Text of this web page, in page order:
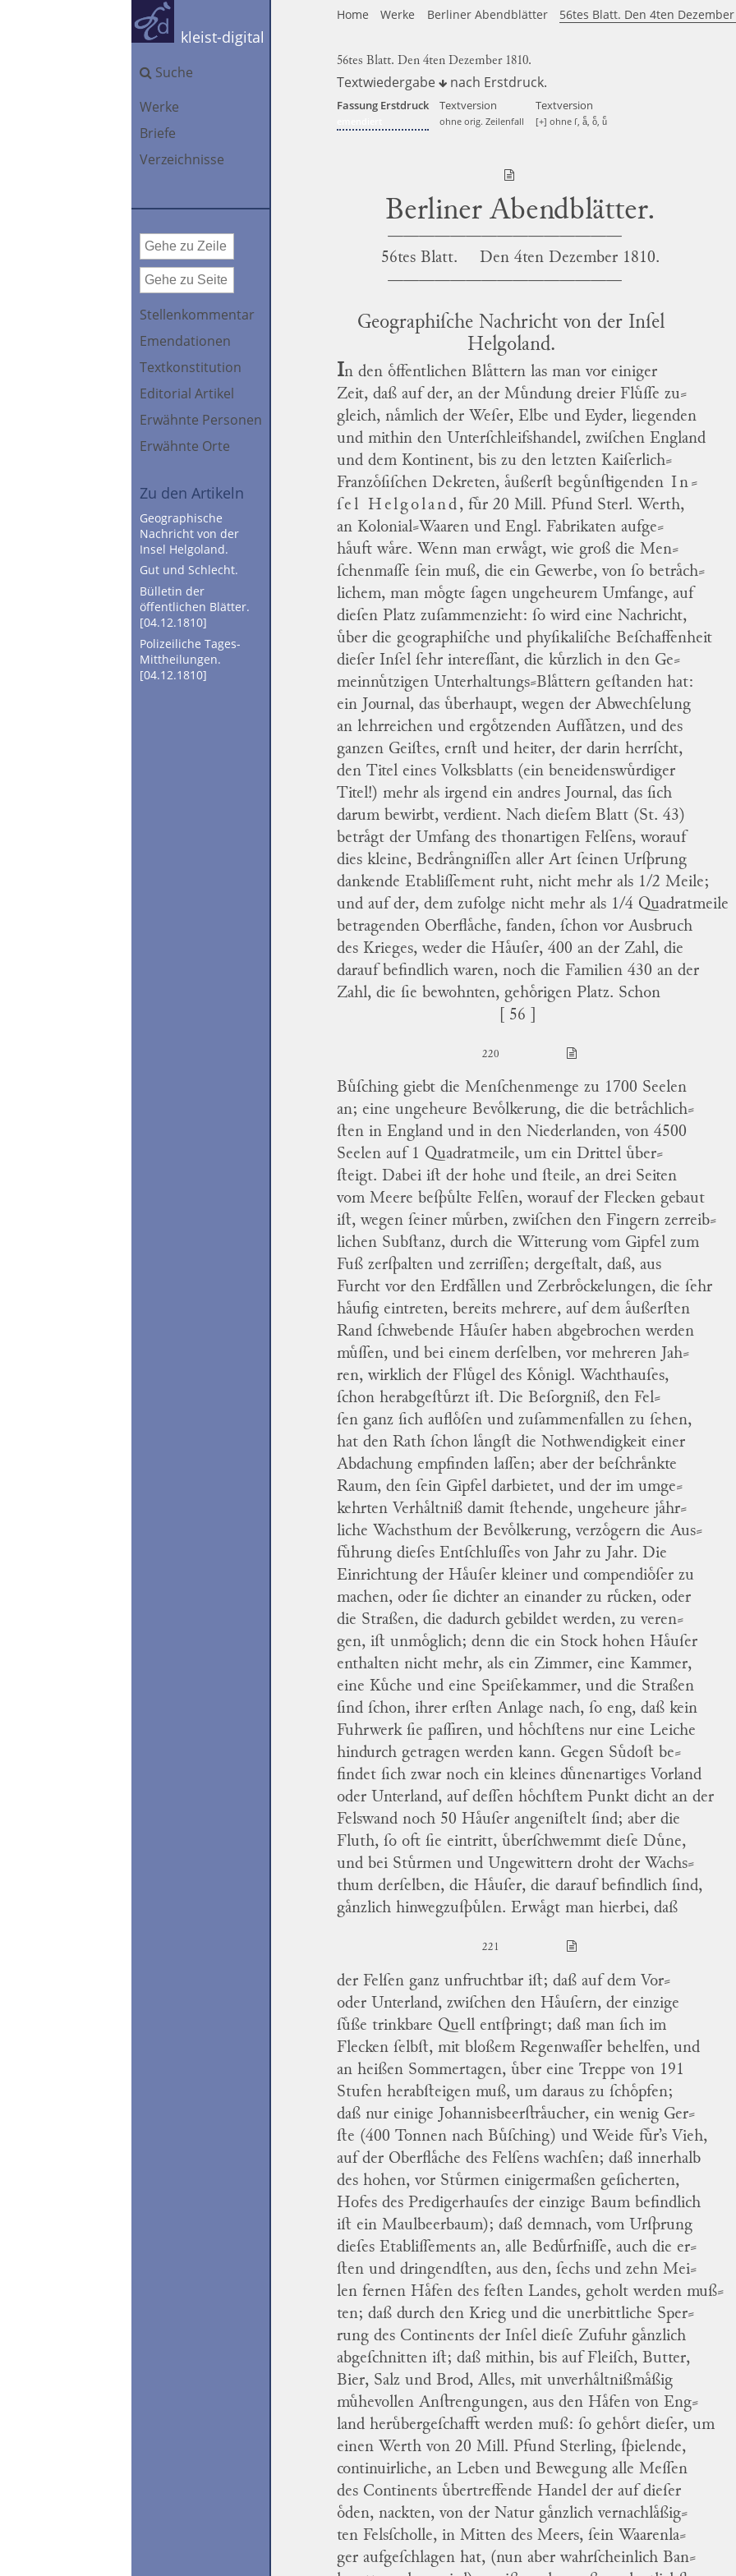
kleist-digital
Suche
Werke
Briefe
Verzeichnisse
Stellenkommentar
Emendationen
Textkonstitution
Editorial Artikel
Erwähnte Personen
Erwähnte Orte
Zu den Artikeln
Geographische
Nachricht von der
Insel Helgoland.
Gut und Schlecht.
Bülletin der
öffentlichen Blätter.
[04.12.1810]
Polizeiliche Tages-
Mittheilungen.
[04.12.1810]
Home Werke Berliner Abendblätter 56tes Blatt. Den 4ten Dezember
56tes Blatt. Den 4ten Dezember 1810.
Textwiedergabe nach Erstdruck.
Fassung Erstdruck Textversion
ohne orig. Zeilenfall
Textversion
[+] ohne ſ, aͤ, oͤ, uͤ
Berliner Abendblätter.
56tes Blatt. Den 4ten Dezember 1810.
Geographiſche Nachricht von der Inſel
Helgoland.
In den oͤffentlichen Blaͤttern las man vor einiger
Zeit, daß auf der, an der Muͤndung dreier Fluͤſſe zu⸗
gleich, naͤmlich der Weſer, Elbe und Eyder, liegenden
und mithin den Unterſchleifshandel, zwiſchen England
und dem Kontinent, bis zu den letzten Kaiſerlich⸗
Franzoͤſiſchen Dekreten, aͤußerſt beguͤnſtigenden In⸗
ſel Helgoland, fuͤr 20 Mill. Pfund Sterl. Werth,
an Kolonial⸗Waaren und Engl. Fabrikaten aufge⸗
haͤuft waͤre. Wenn man erwaͤgt, wie groß die Men⸗
ſchenmaſſe ſein muß, die ein Gewerbe, von ſo betraͤch⸗
lichem, man moͤgte ſagen ungeheurem Umfange, auf
dieſen Platz zuſammenzieht: ſo wird eine Nachricht,
uͤber die geographiſche und phyſikaliſche Beſchaffenheit
dieſer Inſel ſehr intereſſant, die kuͤrzlich in den Ge⸗
meinnuͤtzigen Unterhaltungs⸗Blaͤttern geſtanden hat:
ein Journal, das uͤberhaupt, wegen der Abwechſelung
an lehrreichen und ergoͤtzenden Aufſaͤtzen, und des
ganzen Geiſtes, ernſt und heiter, der darin herrſcht,
den Titel eines Volksblatts (ein beneidenswuͤrdiger
Titel!) mehr als irgend ein andres Journal, das ſich
darum bewirbt, verdient. Nach dieſem Blatt (St. 43)
betraͤgt der Umfang des thonartigen Felſens, worauf
dies kleine, Bedraͤngniſſen aller Art ſeinen Urſprung
dankende Etabliſſement ruht, nicht mehr als 1/2 Meile;
und auf der, dem zufolge nicht mehr als 1/4 Quadratmeile
betragenden Oberflaͤche, fanden, ſchon vor Ausbruch
des Krieges, weder die Haͤuſer, 400 an der Zahl, die
darauf befindlich waren, noch die Familien 430 an der
Zahl, die ſie bewohnten, gehoͤrigen Platz. Schon
[ 56 ]
220
Buͤſching giebt die Menſchenmenge zu 1700 Seelen
an; eine ungeheure Bevoͤlkerung, die die betraͤchlich⸗
ſten in England und in den Niederlanden, von 4500
Seelen auf 1 Quadratmeile, um ein Drittel uͤber⸗
ſteigt. Dabei iſt der hohe und ſteile, an drei Seiten
vom Meere beſpuͤlte Felſen, worauf der Flecken gebaut
iſt, wegen ſeiner muͤrben, zwiſchen den Fingern zerreib⸗
lichen Subſtanz, durch die Witterung vom Gipfel zum
Fuß zerſpalten und zerriſſen; dergeſtalt, daß, aus
Furcht vor den Erdfaͤllen und Zerbroͤckelungen, die ſehr
haͤufig eintreten, bereits mehrere, auf dem aͤußerſten
Rand ſchwebende Haͤuſer haben abgebrochen werden
muͤſſen, und bei einem derſelben, vor mehreren Jah⸗
ren, wirklich der Fluͤgel des Koͤnigl. Wachthauſes,
ſchon herabgeſtuͤrzt iſt. Die Beſorgniß, den Fel⸗
ſen ganz ſich aufloͤſen und zuſammenfallen zu ſehen,
hat den Rath ſchon laͤngſt die Nothwendigkeit einer
Abdachung empfinden laſſen; aber der beſchraͤnkte
Raum, den ſein Gipfel darbietet, und der im umge⸗
kehrten Verhaͤltniß damit ſtehende, ungeheure jaͤhr⸗
liche Wachsthum der Bevoͤlkerung, verzoͤgern die Aus⸗
fuͤhrung dieſes Entſchluſſes von Jahr zu Jahr. Die
Einrichtung der Haͤuſer kleiner und compendioͤſer zu
machen, oder ſie dichter an einander zu ruͤcken, oder
die Straßen, die dadurch gebildet werden, zu veren⸗
gen, iſt unmoͤglich; denn die ein Stock hohen Haͤuſer
enthalten nicht mehr, als ein Zimmer, eine Kammer,
eine Kuͤche und eine Speiſekammer, und die Straßen
ſind ſchon, ihrer erſten Anlage nach, ſo eng, daß kein
Fuhrwerk ſie paſſiren, und hoͤchſtens nur eine Leiche
hindurch getragen werden kann. Gegen Suͤdoſt be⸗
findet ſich zwar noch ein kleines duͤnenartiges Vorland
oder Unterland, auf deſſen hoͤchſtem Punkt dicht an der
Felswand noch 50 Haͤuſer angeniſtelt ſind; aber die
Fluth, ſo oft ſie eintritt, uͤberſchwemmt dieſe Duͤne,
und bei Stuͤrmen und Ungewittern droht der Wachs⸗
thum derſelben, die Haͤuſer, die darauf befindlich ſind,
gaͤnzlich hinwegzuſpuͤlen. Erwaͤgt man hierbei, daß
221
der Felſen ganz unfruchtbar iſt; daß auf dem Vor⸗
oder Unterland, zwiſchen den Haͤuſern, der einzige
ſuͤße trinkbare Quell entſpringt; daß man ſich im
Flecken ſelbſt, mit bloßem Regenwaſſer behelfen, und
an heißen Sommertagen, uͤber eine Treppe von 191
Stufen herabſteigen muß, um daraus zu ſchoͤpfen;
daß nur einige Johannisbeerſtraͤucher, ein wenig Ger⸗
ſte (400 Tonnen nach Buͤſching) und Weide fuͤr’s Vieh,
auf der Oberflaͤche des Felſens wachſen; daß innerhalb
des hohen, vor Stuͤrmen einigermaßen geſicherten,
Hofes des Predigerhauſes der einzige Baum befindlich
iſt ein Maulbeerbaum); daß demnach, vom Urſprung
dieſes Etabliſſements an, alle Beduͤrfniſſe, auch die er⸗
ſten und dringendſten, aus den, ſechs und zehn Mei⸗
len fernen Haͤfen des feſten Landes, geholt werden muß⸗
ten; daß durch den Krieg und die unerbittliche Sper⸗
rung des Continents der Inſel dieſe Zufuhr gaͤnzlich
abgeſchnitten iſt; daß mithin, bis auf Fleiſch, Butter,
Bier, Salz und Brod, Alles, mit unverhaͤltnißmaͤßig
muͤhevollen Anſtrengungen, aus den Haͤfen von Eng⸗
land heruͤbergeſchafft werden muß: ſo gehoͤrt dieſer, um
einen Werth von 20 Mill. Pfund Sterling, ſpielende,
continuirliche, an Leben und Bewegung alle Meſſen
des Continents uͤbertreffende Handel der auf dieſer
oͤden, nackten, von der Natur gaͤnzlich vernachlaͤßig⸗
ten Felsſcholle, in Mitten des Meers, ſein Waarenla⸗
ger aufgeſchlagen hat, (nun aber wahrſcheinlich Ban⸗